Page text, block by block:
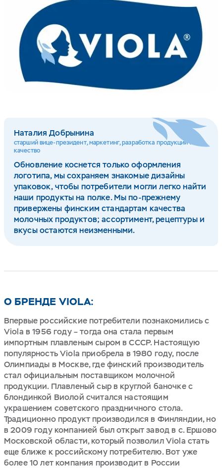
Наталия Добрынина
старший вице-президент, маркетинг, разработка продукции и
качество
Обновление коснется только оформления
логотипа, мы сохраняем знакомые дизайны
упаковок, чтобы потребители могли легко найти
наши продукты на полке. Мы по-прежнему
привержены финским стандартам качества
молочных продуктов; ассортимент, рецептуры и
вкусы остаются неизменными.
О БРЕНДЕ VIOLA:
Впервые российские потребители познакомились с
Viola в 1956 году – тогда она стала первым
импортным плавленым сыром в СССР. Настоящую
популярность Viola приобрела в 1980 году, после
Олимпиады в Москве, где финский производитель
стал официальным поставщиком молочной
продукции. Плавленый сыр в круглой баночке с
блондинкой Виолой считался настоящим
украшением советского праздничного стола.
Традиционно продукт производился в Финляндии, но
в 2009 году компанией был открыт завод в с. Ершово
Московской области, который позволил Viola стать
еще ближе к российскому потребителю. Вот уже
более 10 лет компания производит в России